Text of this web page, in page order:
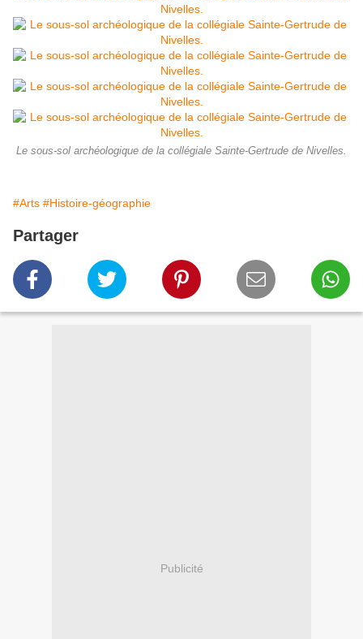
Le sous-sol archéologique de la collégiale Sainte-Gertrude de Nivelles.
#Arts #Histoire-géographie
Partager
Publicité